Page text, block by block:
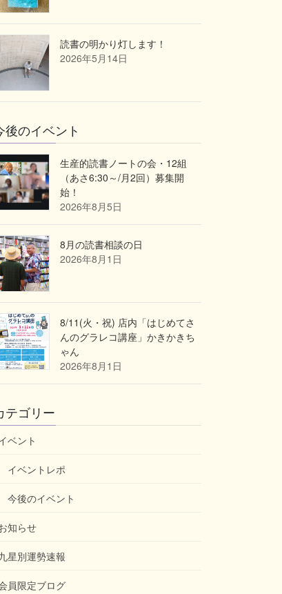
読書の明かり灯します！
2026年5月14日
後のイベント
生産的読書ノートの会・12組
（あさ6:30～/月2回）募集開
始！
2026年8月5日
8月の読書相談の日
2026年8月1日
8/11(火・祝) 店内「はじめてさ
んのグラレコ講座」かきかきち
ゃん
2026年8月1日
テゴリー
ベント
イベントレポ
今後のイベント
知らせ
星別運勢速報
員限定ブログ